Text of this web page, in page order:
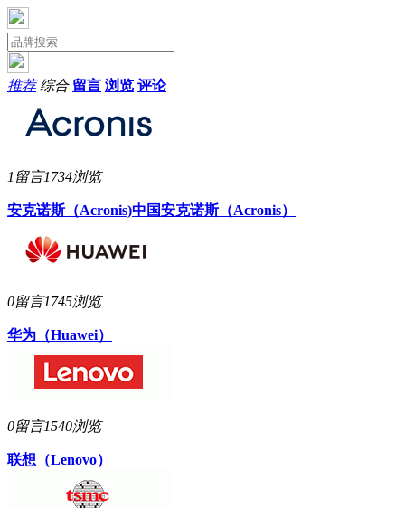
推荐 综合 留言 浏览 评论
1留言1734浏览
安克诺斯（Acronis)中国安克诺斯（Acronis）
0留言1745浏览
华为（Huawei）
0留言1540浏览
联想（Lenovo）